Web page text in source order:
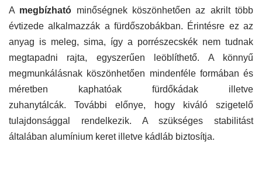
A megbízható minőségnek köszönhetően az akrilt több
évtizede alkalmazzák a fürdőszobákban. Érintésre ez az
anyag is meleg, sima, így a porrészecskék nem tudnak
megtapadni rajta, egyszerűen leöblíthető. A könnyű
megmunkálásnak köszönhetően mindenféle formában és
méretben kaphatóak fürdőkádak illetve
zuhanytálcák. További előnye, hogy kiváló szigetelő
tulajdonsággal rendelkezik. A szükséges stabilitást
általában alumínium keret illetve kádláb biztosítja.